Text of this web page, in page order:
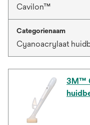
Cavilon™
Categorienaam
Cyanoacrylaat
3M™